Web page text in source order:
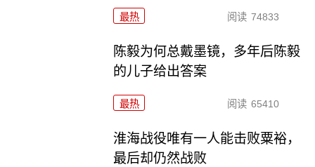
最热 阅读 74833
陈毅为何总戴墨镜，多年后陈毅
的儿子给出答案
最热 阅读 65410
淮海战役唯有一人能击败粟裕，
最后却仍然战败